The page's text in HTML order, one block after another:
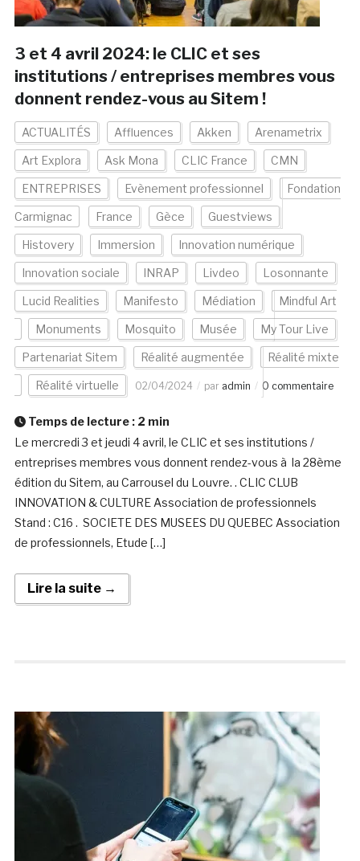
3 et 4 avril 2024: le CLIC et ses
institutions / entreprises membres vous
donnent rendez-vous au Sitem !
ACTUALITÉS Affluences Akken Arenametrix
Art Explora Ask Mona CLIC France CMN
ENTREPRISES Evènement professionnel Fondation
Carmignac France Gèce Guestviews
Histovery Immersion Innovation numérique
Innovation sociale INRAP Livdeo Losonnante
Lucid Realities Manifesto Médiation Mindful Art
Monuments Mosquito Musée My Tour Live
Partenariat Sitem Réalité augmentée Réalité mixte
Réalité virtuelle 02/04/2024 par admin 0 commentaire
Temps de lecture : 2 min
Le mercredi 3 et jeudi 4 avril, le CLIC et ses institutions /
entreprises membres vous donnent rendez-vous à la 28ème
édition du Sitem, au Carrousel du Louvre. . CLIC CLUB
INNOVATION & CULTURE Association de professionnels
Stand : C16 . SOCIETE DES MUSEES DU QUEBEC Association
de professionnels, Etude […]
Lire la suite →